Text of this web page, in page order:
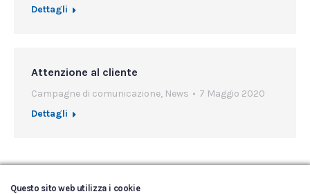
Dettagli
Attenzione al cliente
Campagne di comunicazione, News
7 Maggio 2020
Dettagli
…
Questo sito web utilizza i cookie